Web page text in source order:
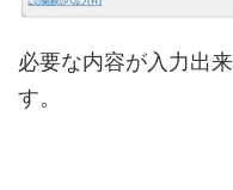
必要な内容が入力出
す。